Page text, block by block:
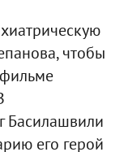
чтобы
Басилашвили
его герой